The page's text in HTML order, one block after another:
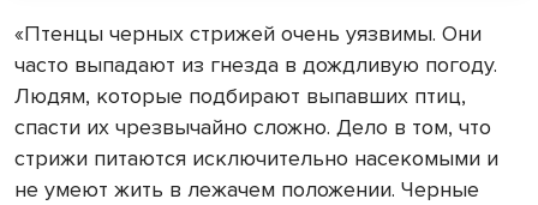
«Птенцы черных стрижей очень уязвимы. Они
часто выпадают из гнезда в дождливую погоду.
Людям, которые подбирают выпавших птиц,
спасти их чрезвычайно сложно. Дело в том, что
стрижи питаются исключительно насекомыми и
не умеют жить в лежачем положении. Черные